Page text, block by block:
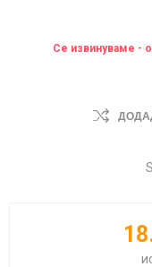
Се извинуваме -